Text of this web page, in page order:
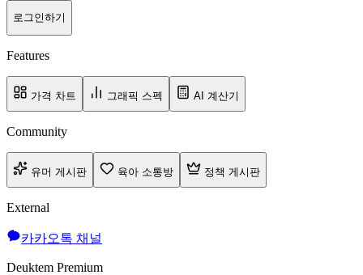
로그인하기
Features
가격 차트 그래픽 스펙 AI 계산기
Community
유머 게시판 육아 소통방 정책 게시판
External
카카오톡 채널
Deuktem Premium